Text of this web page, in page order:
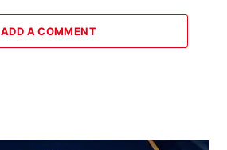
ADD A COMMENT